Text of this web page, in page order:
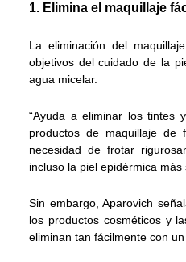
1. Elimina el maquillaje
La eliminación del
objetivos del cuidado de la
agua micelar.
“Ayuda a eliminar los tintes
productos de maquillaje de
necesidad de frotar
incluso la piel epidérmica más
Sin embargo, Aparovich
los productos cosméticos y
eliminan tan fácilmente con